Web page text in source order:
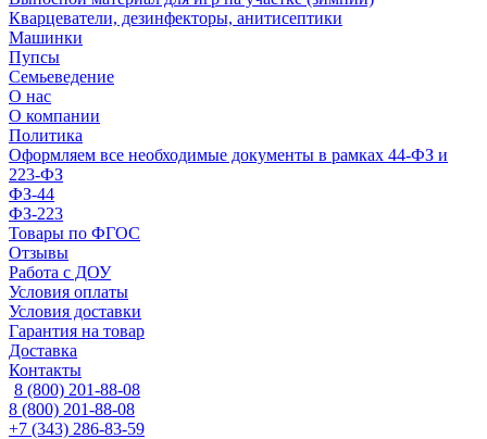
Кварцеватели, дезинфекторы, анитисептики
Машинки
Пупсы
Семьеведение
О нас
О компании
Политика
Оформляем все необходимые документы в рамках 44-ФЗ и
223-ФЗ
ФЗ-44
ФЗ-223
Товары по ФГОС
Отзывы
Работа с ДОУ
Условия оплаты
Условия доставки
Гарантия на товар
Доставка
Контакты
8 (800) 201-88-08
8 (800) 201-88-08
+7 (343) 286-83-59